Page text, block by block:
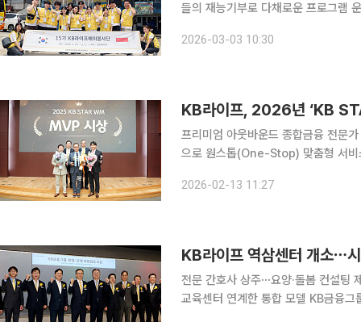
들의 재능기부로 다채로운 프로그램 운영 KB라이프생명사회공헌재단은 인도네시아 자카
동은 인도네시아 자카르타 희망학교
2026-03-03 10:30
KB라이프, 2026년 ‘KB
프리미엄 아웃바운드 종합금융 전문
으로 원스톱(One-Stop) 맞춤형 서비스 제공 KB라이프는 이달 12일 서울 강남구
일 밝혔다. ‘KB STAR WM
2026-02-13 11:27
KB라이프 역삼센터 개소⋯시
전문 간호사 상주⋯요양·돌봄 컨설팅
교육센터 연계한 통합 모델 KB금융그룹이 시니어 고객의 노후 전반을 아우르는 통합 서비스 모델을